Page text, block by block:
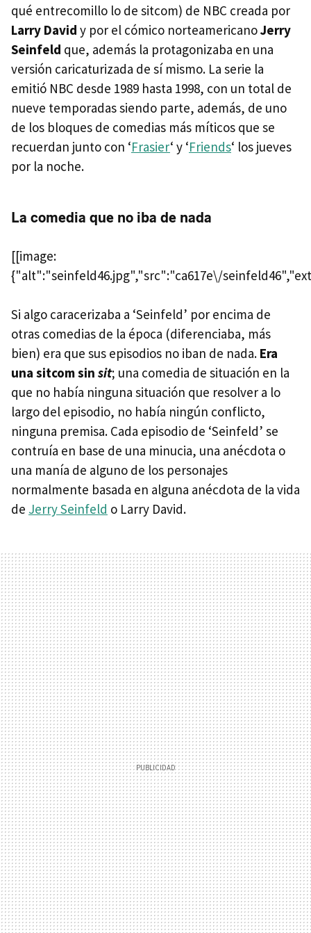
qué entrecomillo lo de sitcom) de NBC creada por
Larry David y por el cómico norteamericanoJerry
Seinfeld que, además la protagonizaba en una
versión caricaturizada de sí mismo. La serie la
emitió NBC desde 1989 hasta 1998, con un total de
nueve temporadas siendo parte, además, de uno
de los bloques de comedias más míticos que se
recuerdan junto con ‘Frasier‘ y ‘Friends‘ los jueves
por la noche.
La comedia que no iba de nada
[[image:
{"alt":"seinfeld46.jpg","src":"ca617e\/
Si algo caracerizaba a ‘Seinfeld’ por encima de
otras comedias de la época (diferenciaba, más
bien) era que sus episodios no iban de nada. Era
una sitcom sin sit; una comedia de situación en la
que no había ninguna situación que resolver a lo
largo del episodio, no había ningún conflicto,
ninguna premisa. Cada episodio de ‘Seinfeld’ se
contruía en base de una minucia, una anécdota o
una manía de alguno de los personajes
normalmente basada en alguna anécdota de la vida
de Jerry Seinfeld o Larry David.